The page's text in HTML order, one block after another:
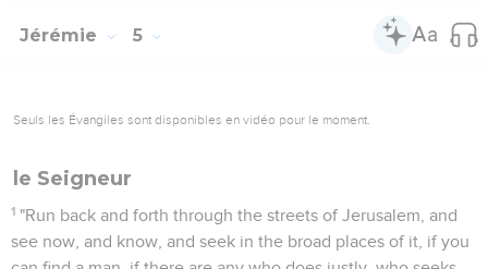
Jérémie 5
Seuls les Évangiles sont disponibles en vidéo pour le moment.
le Seigneur
1 "Run back and forth through the streets of Jerusalem, and
see now, and know, and seek in the broad places of it, if you